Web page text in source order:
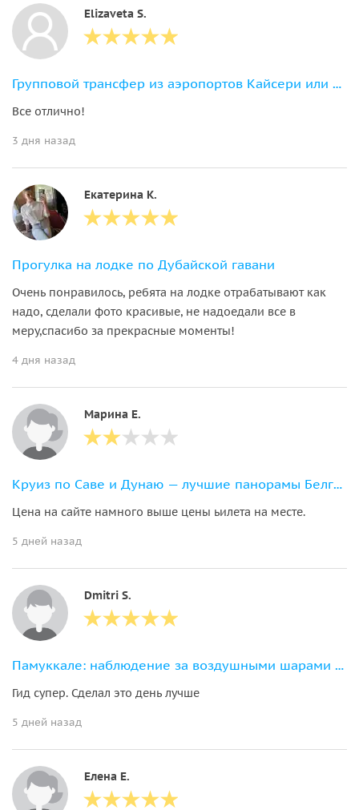
Elizaveta S.
Групповой трансфер из аэропортов Кайсери или Невшехир
Все отлично!
3 дня назад
Екатерина К.
Прогулка на лодке по Дубайской гавани
Очень понравилось, ребята на лодке отрабатывают как
надо, сделали фото красивые, не надоедали все в
меру,спасибо за прекрасные моменты!
4 дня назад
Марина Е.
Круиз по Саве и Дунаю — лучшие панорамы Белграда с воды
Цена на сайте намного выше цены ьилета на месте.
5 дней назад
Dmitri S.
Памуккале: наблюдение за воздушными шарами с обедом
Гид супер. Сделал это день лучше
5 дней назад
Елена Е.